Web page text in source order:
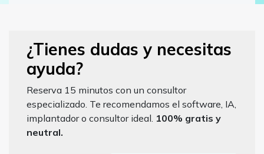
¿Tienes dudas y necesitas
ayuda?
Reserva 15 minutos con un consultor
especializado. Te recomendamos el software, IA,
implantador o consultor ideal. 100% gratis y
neutral.